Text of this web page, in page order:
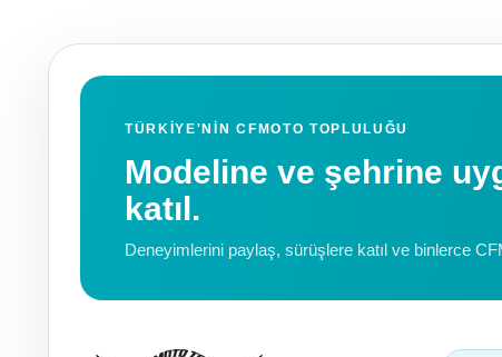
TÜRKIYE'NIN CFMOTO TOPLULUĞU
Modeline ve şehrine
katıl.
Deneyimlerini paylaş, sürüşlere katıl ve binlerce